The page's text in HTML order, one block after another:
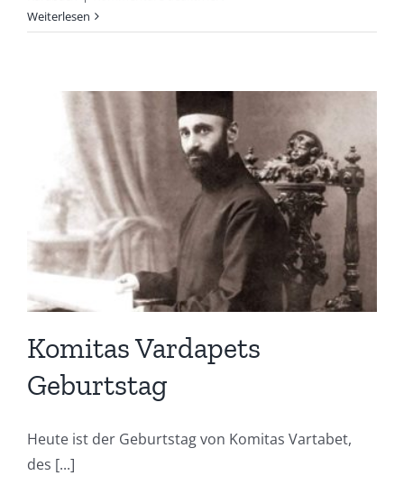
Denkmäler
Schusslinie
Weiterlesen
Komitas Vardapets
Geburtstag
Heute ist der Geburtstag von Komitas Vartabet,
des [...]